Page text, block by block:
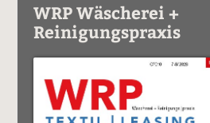
WRP Wäscherei +
Reinigungspraxis